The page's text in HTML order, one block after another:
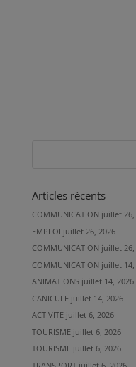
Articles récents
COMMUNICATION juillet 26,
EMPLOI juillet 26, 2026
COMMUNICATION juillet 26,
COMMUNICATION juillet 14,
ANIMATIONS juillet 14, 2026
CANICULE juillet 14, 2026
ACTIVITE juillet 6, 2026
TOURISME juillet 6, 2026
TOURISME juillet 6, 2026
TRANSPORT juillet 6, 2026